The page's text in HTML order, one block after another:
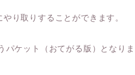
り取りすることができます。
ケット（おてがる版）となりま